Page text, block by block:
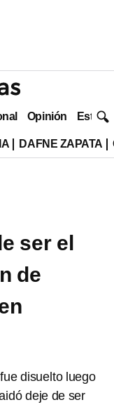
Opinión Estilo
DAFNE ZAPATA
ser el
de
disuelto luego
deje de ser